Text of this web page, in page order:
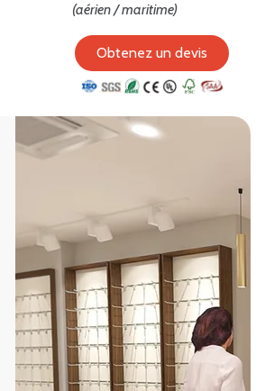
(aérien / maritime)
Obtenez un devis